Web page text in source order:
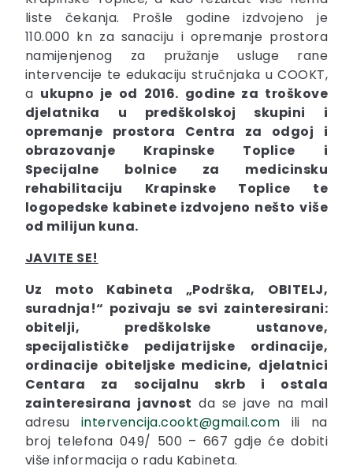
liste čekanja. Prošle godine izdvojeno je
110.000 kn za sanaciju i opremanje prostora
namijenjenog za pružanje usluge rane
intervencije te edukaciju stručnjaka u COOKT,
a ukupno je od 2016. godine za troškove
djelatnika u predškolskoj skupini i
opremanje prostora Centra za odgoj i
obrazovanje Krapinske Toplice i
Specijalne bolnice za medicinsku
rehabilitaciju Krapinske Toplice te
logopedske kabinete izdvojeno nešto više
od milijun kuna.
JAVITE SE!
Uz moto Kabineta „Podrška, OBITELJ,
suradnja!“ pozivaju se svi zainteresirani:
obitelji, predškolske ustanove,
specijalističke pedijatrijske ordinacije,
ordinacije obiteljske medicine, djelatnici
Centara za socijalnu skrb i ostala
zainteresirana javnost da se jave na mail
adresu intervencija.cookt@gmail.com ili na
broj telefona 049/ 500 – 667 gdje će dobiti
više informacija o radu Kabineta.